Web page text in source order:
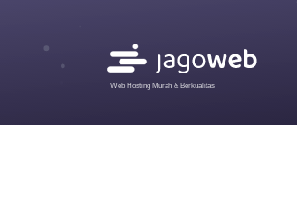
Web Hosting Murah & Berkualitas